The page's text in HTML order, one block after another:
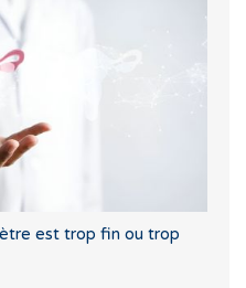
est trop fin ou trop